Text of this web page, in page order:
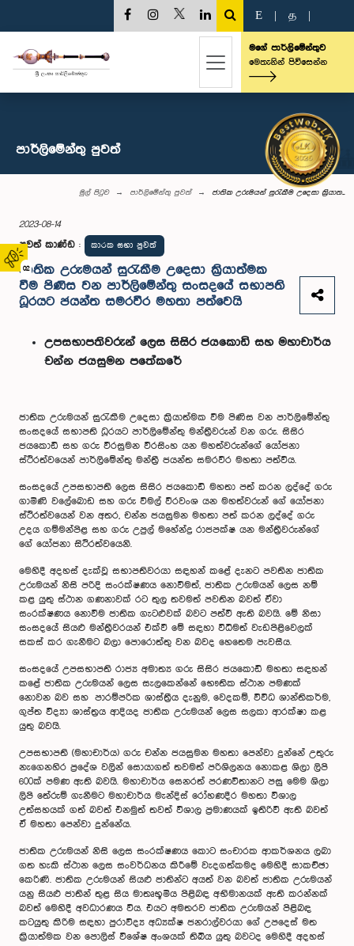
02
E த
මගේ පාර්ලිමේන්තුව
මෙතැනින් පිවිසෙන්න
පාර්ලි‌මේන්තු පුවත්
මුල් පිටුව පාර්ලි‌මේන්තු පුවත් ජාතික උරුමයන් සුරැකීම උදෙසා ක්‍රියාත...
2023-08-14
පුවත් කාණ්ඩ : කාරක සභා පුවත්
ජාතික උරුමයන් සුරැකීම උදෙසා ක්‍රියාත්මක
වීම පිණිස වන පාර්ලිමේන්තු සංසදයේ සභාපති
ධූරයට ජයන්ත සමරවීර මහතා පත්වෙයි
උපසභාපතිවරුන් ලෙස සිසිර ජයකොඩි සහ මහාචාර්ය
චන්න ජයසුමන පත්‍කෙරේ
ජාතික උරුමයන් සුරැකීම උදෙසා ක්‍රියාත්මක වීම පිණිස වන පාර්ලිමේන්තු
සංසදයේ සභාපති ධූරයට පාර්ලිමේන්තු මන්ත්‍රීවරුන් වන ගරු. සිසිර
ජයකොඩි සහ ගරු වීරසුමන වීරසිංහ යන මහත්වරුන්ගේ යෝජනා
ස්ථිරත්වයෙන් පාර්ලිමේන්තු මන්ත්‍රී ජයන්ත සමරවීර මහතා පත්විය.
සංසදයේ උපසභාපති ලෙස සිසිර ජයකොඩි මහතා පත් කරන ලද්දේ ගරු
ගාමිණි වලේබොඩ සහ ගරු විමල් වීරවංශ යන මහත්වරුන් ගේ යෝජනා
ස්ථිරත්වයෙන් වන අතර, චන්න ජයසුමන මහතා පත් කරන ලද්දේ ගරු
උදය ගම්මන්පිළ සහ ගරු උපුල් මහේන්ද්‍ර රාජපක්ෂ යන මන්ත්‍රීවරුන්ගේ
ගේ යෝජනා සිථිරත්වයෙනි.
මෙහිදී අදහස් දැක්වූ සභාපතිවරයා සඳහන් කළේ දැනට පවතින ජාතික
උරුමයන් නිසි පරිදි සංරක්ෂණය නොවීමත්, ජාතික උරුමයන් ලෙස නම්
කළ යුතු ස්ථාන ගණනාවක් රට තුල තවමත් පවතින බවත් ඒවා
සංරක්ෂණය නොවීම ජාතික ගැටළුවක් බවට පත්වී ඇති බවයි. මේ නිසා
සංසදයේ සියළු මන්ත්‍රීවරයන් එක්වී මේ සඳහා විධිමත් වැඩපිළිවෙලක්
සකස් කර ගැනීමට බලා පොරොත්තු වන බවද හෙතෙම පැවසීය.
සංසදයේ උපසභාපති රාජ්‍ය අමාත්‍ය ගරු සිසිර ජයකොඩි මහතා සඳහන්
කළේ ජාතික උරුමයන් ලෙස සැලකෙන්නේ භෞතික ස්ථාන පමණක්
නොවන බව සහ පාරම්පරික ශාස්ත්‍රීය දැනුම, වෙදකම්, විවිධ ශාන්තිකර්ම,
ගුප්ත විද්‍යා ශාස්ත්‍රය ආදියද ජාතික උරුමයන් ලෙස සලකා ආරක්ෂා කළ
යුතු බවයි.
උපසභාපති (මහාචාර්ය) ගරු චන්න ජයසුමන මහතා පෙන්වා දුන්නේ උතුරු
නැගෙනහිර ප්‍රදේශ වලින් සොයාගත් තවමත් පරිශිලනය නොකළ ශිලා ලිපි
600ක් පමණ ඇති බවයි. මහාචාර්ය සෙනරත් පරණවිතානට පසු මෙම ශිලා
ලිපි තේරුම් ගැනීමට මහාචාර්ය මැන්දිස් රෝහණදීර මහතා විශාල
උත්සහයක් ගත් බවත් එනමුත් තවත් විශාල ප්‍රමාණයක් ඉතිරිවී ඇති බවත්
ඒ මහතා පෙන්වා දුන්නේය.
ජාතික උරුමයන් නිසි ලෙස සංරක්ෂණය කොට සංචාරක ආකර්ශනය ලබා
ගත හැකි ස්ථාන ලෙස සංවර්ධනය කිරීමේ වැදගත්කමද මෙහිදී සාකච්ඡා
කෙරිණි. ජාතික උරුමයන් සියළු ජාතින්ට අයත් වන බවත් ජාතික උරුමයන්
යනු සියළු ජාතින් තුළ සිය මාතෘභූමිය පිළිබඳ අභිමානයක් ඇති කරන්නක්
බවත් මෙහිදී අවධාරණය විය. එයට අමතරව ජාතික උරුමයන් පිළිබඳ
කටයුතු කිරිම සඳහා පුරාවිද්‍ය අධ්‍යක්ෂ ජනරාල්වරයා ගේ උපදෙස් මත
ක්‍රියාත්මක වන පොලිස් විශේෂ අංශයක් තිබිය යුතු බවටද මෙහිදී අදහස්